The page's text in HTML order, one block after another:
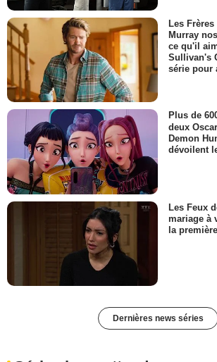
Les
Murray
ce qu'il
Sullivan's
série pour
Plus de
deux
Demon
dévoilent
Les Feux
mariage à
la
Dernières news séries